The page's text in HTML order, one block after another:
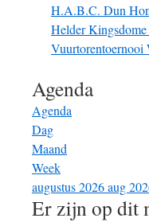
H.A.B.C. Dun
HelderKingsdome
Vuurtorentoernooi
Agenda
Agenda
Dag
Maand
Week
augustus 2026aug
Er zijn op dit